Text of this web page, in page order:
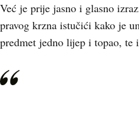
Već je prije jasno i glasno
pravog krzna istučići kako je
predmet jedno lijep i topao, te